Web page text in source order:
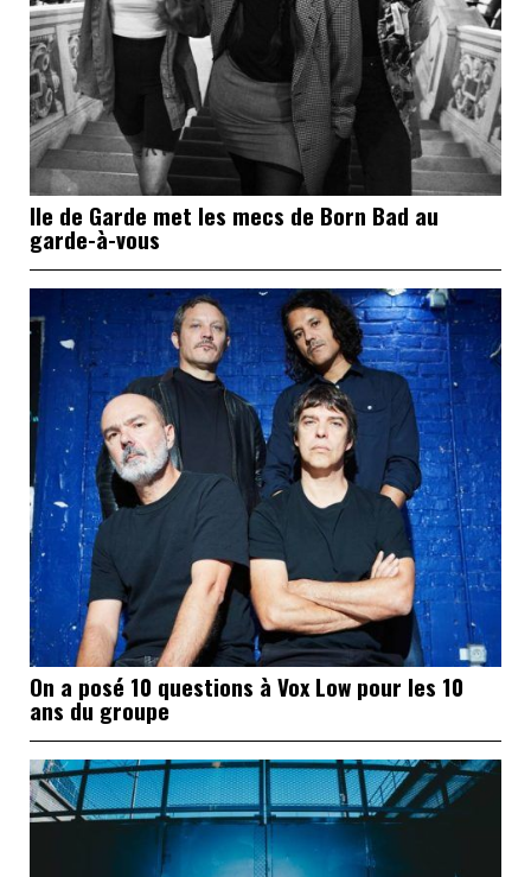
Ile de Garde met les mecs de Born Bad au
garde-à-vous
On a posé 10 questions à Vox Low pour les 10
ans du groupe